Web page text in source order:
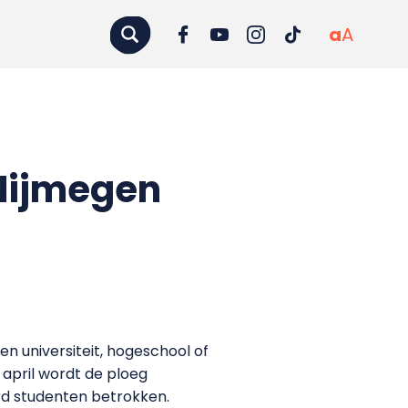
aA
universiteit, hogeschool of
april wordt de ploeg
studenten betrokken.